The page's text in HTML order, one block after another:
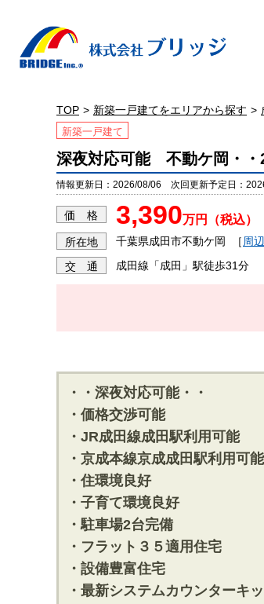
TOP 新築一戸建てをエリアから探す
新築一戸建て
深夜対応可能 不動ケ岡・・
情報更新日：2026/08/06 次回更新予定日：
価 格 3,390万円（税込）
所在地 千葉県成田市不動ケ岡 ［ 周
交 通 成田線「成田」駅徒歩31分
・・深夜対応可能・・
・価格交渉可能
・JR成田線成田駅利用可能
・京成本線京成成田駅利用可能
・住環境良好
・子育て環境良好
・駐車場2台完備
・フラット３５適用住宅
・設備豊富住宅
・最新システムカウンターキ